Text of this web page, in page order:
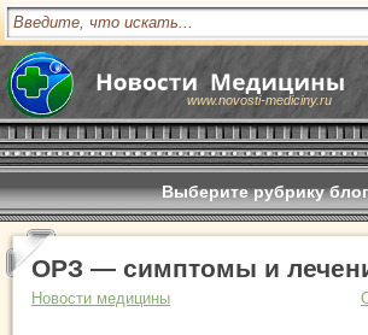
www.novosti-mediciny.ru
Выберите рубрику
ОРЗ — симптомы и
Новости медицины